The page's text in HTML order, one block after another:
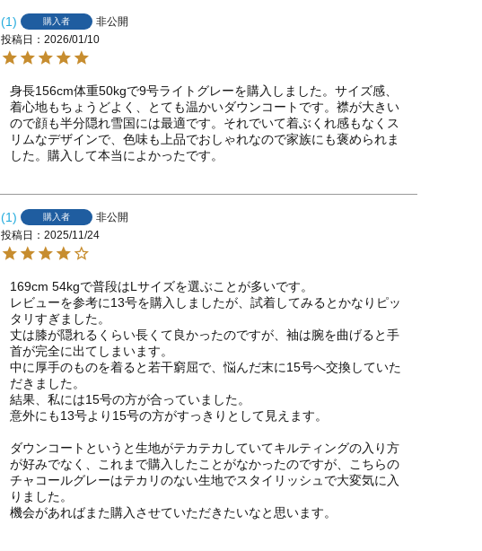
1 購入者
非公開
投稿日
2026/01/10
身長156cm体重50kgで9号ライトグレーを購入しました。サイズ感、
着心地もちょうどよく、とても温かいダウンコートです。襟が大きい
ので顔も半分隠れ雪国には最適です。それでいて着ぶくれ感もなくス
リムなデザインで、色味も上品でおしゃれなので家族にも褒められま
した。購入して本当によかったです。
1 購入者
非公開
投稿日
2025/11/24
169cm 54kgで普段はLサイズを選ぶことが多いです。
レビューを参考に13号を購入しましたが、試着してみるとかなりピッ
タリすぎました。
丈は膝が隠れるくらい長くて良かったのですが、袖は腕を曲げると手
首が完全に出てしまいます。
中に厚手のものを着ると若干窮屈で、悩んだ末に15号へ交換していた
だきました。
結果、私には15号の方が合っていました。
意外にも13号より15号の方がすっきりとして見えます。
ダウンコートというと生地がテカテカしていてキルティングの入り方
が好みでなく、これまで購入したことがなかったのですが、こちらの
チャコールグレーはテカリのない生地でスタイリッシュで大変気に入
りました。
機会があればまた購入させていただきたいなと思います。